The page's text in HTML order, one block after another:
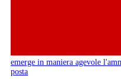
emerge in maniera agevole
posta